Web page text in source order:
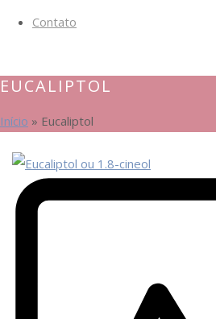
Contato
EUCALIPTOL
Início » Eucaliptol